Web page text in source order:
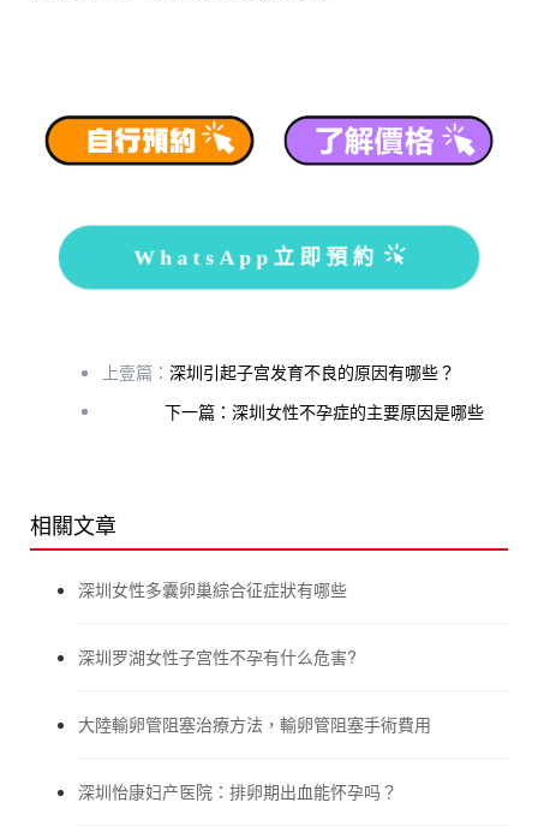
WhatsApp立即預約
上壹篇： 深圳引起子宫发育不良的原因有哪些？
下一篇：深圳女性不孕症的主要原因是哪些
相關文章
深圳女性多囊卵巢綜合征症狀有哪些
深圳罗湖女性子宫性不孕有什么危害?
大陸輸卵管阻塞治療方法，輸卵管阻塞手術費用
深圳怡康妇产医院：排卵期出血能怀孕吗？